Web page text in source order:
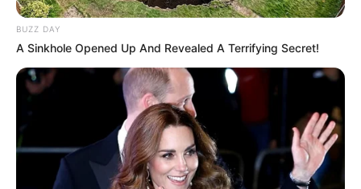
BUZZ DAY
A Sinkhole Opened Up And Revealed A Terrifying Secret!